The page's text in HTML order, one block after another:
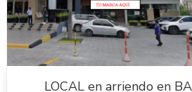
LOCAL en arriendo en